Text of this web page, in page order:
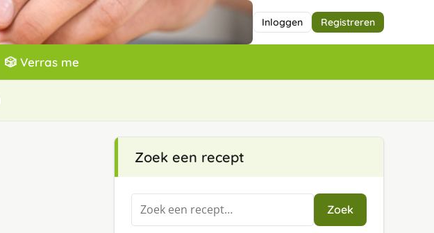
Inloggen Registreren
🎲 Verras me
Zoek een recept
Zoeken
naar:
Zoek